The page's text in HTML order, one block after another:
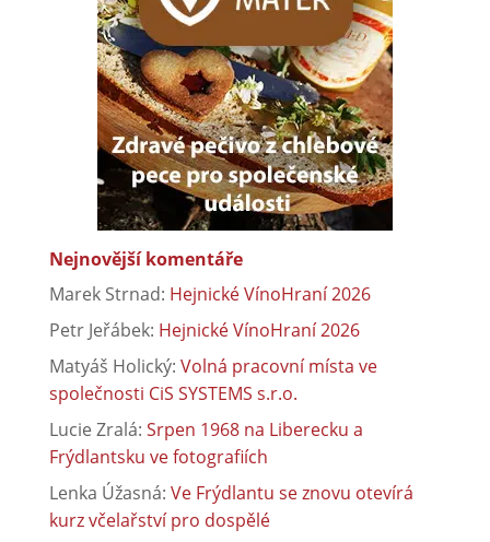
Nejnovější komentáře
Marek Strnad: Hejnické VínoHraní 2026
Petr Jeřábek: Hejnické VínoHraní 2026
Matyáš Holický: Volná pracovní místa ve
společnosti CiS SYSTEMS s.r.o.
Lucie Zralá: Srpen 1968 na Liberecku a
Frýdlantsku ve fotografiích
Lenka Úžasná: Ve Frýdlantu se znovu otevírá
kurz včelařství pro dospělé